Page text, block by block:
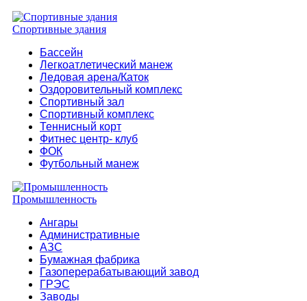
Спортивные здания
Бассейн
Легкоатлетический манеж
Ледовая арена/Каток
Оздоровительный комплекс
Спортивный зал
Спортивный комплекс
Теннисный корт
Фитнес центр- клуб
ФОК
Футбольный манеж
Промышленность
Ангары
Административные
АЗС
Бумажная фабрика
Газоперерабатывающий завод
ГРЭС
Заводы